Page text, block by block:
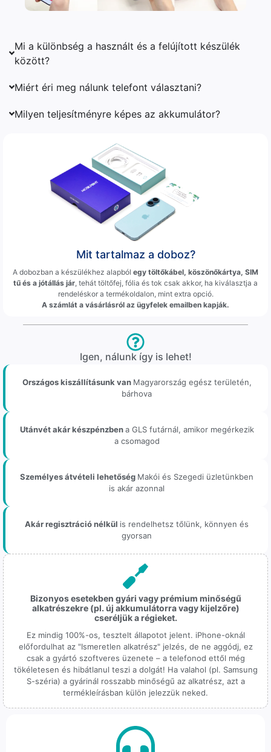
Mi a különbség a használt és a felújított készülék
között?
Miért éri meg nálunk telefont választani?
Milyen teljesítményre képes az akkumulátor?
Mit tartalmaz a doboz?
A dobozban a készülékhez alapból egy töltőkábel, köszönőkártya, SIM
tű és a jótállás jár , tehát töltőfej, fólia és tok csak akkor, ha kiválasztja a
rendeléskor a termékoldalon, mint extra opció.
A számlát a vásárlásról az ügyfelek emailben kapják.
Igen, nálunk így is lehet!
Országos kiszállításunk van Magyarország egész területén,
bárhova
Utánvét akár készpénzbena GLS futárnál, amikor megérkezik
a csomagod
Személyes átvételi lehetőség Makói és Szegedi üzletünkben
is akár azonnal
Akár regisztráció nélkül is rendelhetsz tőlünk, könnyen és
gyorsan
Bizonyos esetekben gyári vagy prémium minőségű
alkatrészekre (pl. új akkumulátorra vagy kijelzőre)
cseréljük a régieket.
Ez mindig 100%-os, tesztelt állapotot jelent. iPhone-oknál
előfordulhat az "Ismeretlen alkatrész" jelzés, de ne aggódj, ez
csak a gyártó szoftveres üzenete – a telefonod ettől még
tökéletesen és hibátlanul teszi a dolgát! Ha valahol (pl. Samsung
S-széria) a gyárinál rosszabb minőségű az alkatrész, azt a
termékleírásban külön jelezzük neked.